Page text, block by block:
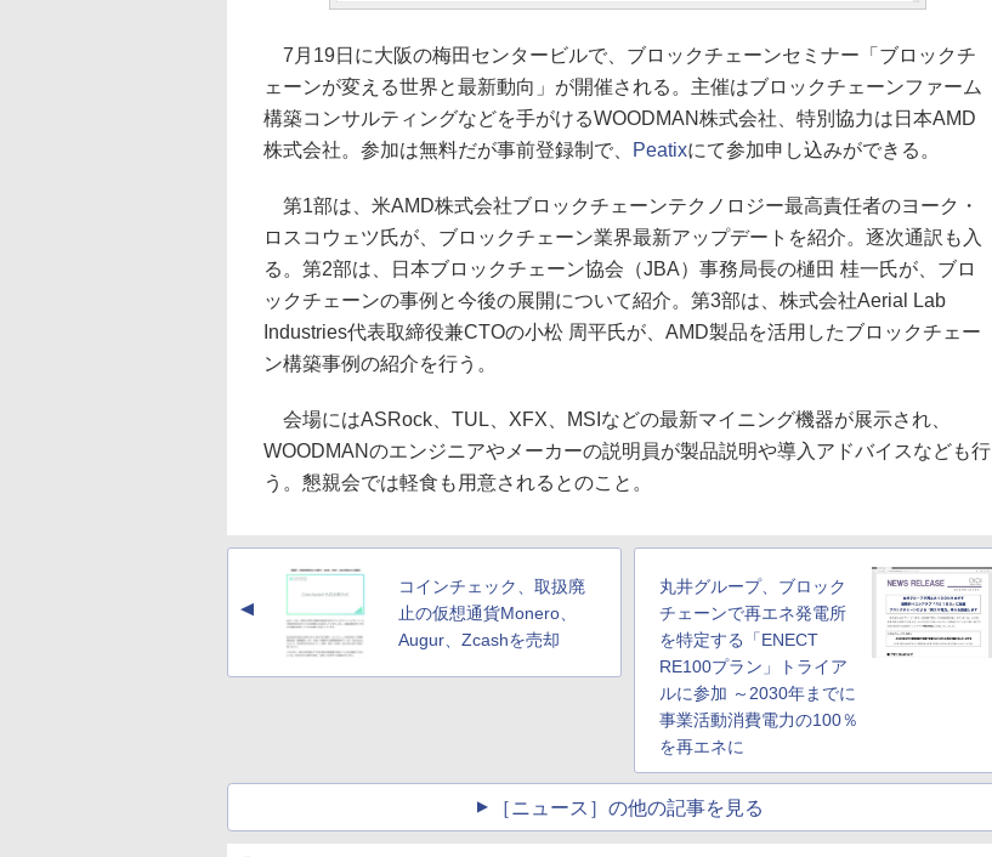
7月19日に大阪の梅田センタービルで、ブロックチェーンセミナー「ブロックチ
ェーンが変える世界と最新動向」が開催される。主催はブロックチェーンファーム
構築コンサルティングなどを手がけるWOODMAN株式会社、特別協力は日本AMD
株式会社。参加は無料だが事前登録制で、
Peatixにて参加申し込みができる。
第1部は、米AMD株式会社ブロックチェーンテクノロジー最高責任者のヨーク・
ロスコウェツ氏が、ブロックチェーン業界最新アップデートを紹介。逐次通訳も入
る。第2部は、日本ブロックチェーン協会（JBA）事務局長の樋田 桂一氏が、ブロ
ックチェーンの事例と今後の展開について紹介。第3部は、株式会社Aerial Lab
Industries代表取締役兼CTOの小松 周平氏が、AMD製品を活用したブロックチェー
ン構築事例の紹介を行う。
会場にはASRock、TUL、XFX、MSIなどの最新マイニング機器が展示され、
WOODMANのエンジニアやメーカーの説明員が製品説明や導入アドバイスなども行
う。懇親会では軽食も用意されるとのこと。
▲
コインチェック、取扱廃
止の仮想通貨Monero、
Augur、Zcashを売却
丸井グループ、ブロック
チェーンで再エネ発電所
を特定する「ENECT
RE100プラン」トライア
ルに参加 ～2030年までに
事業活動消費電力の100％
を再エネに
［ニュース］の他の記事を見る